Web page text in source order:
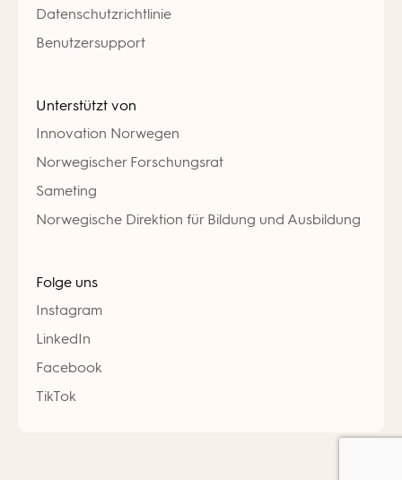
Datenschutzrichtlinie
Benutzersupport
Unterstützt von
Innovation Norwegen
Norwegischer Forschungsrat
Sameting
Norwegische Direktion für Bildung und Ausbildung
Folge uns
Instagram
LinkedIn
Facebook
TikTok